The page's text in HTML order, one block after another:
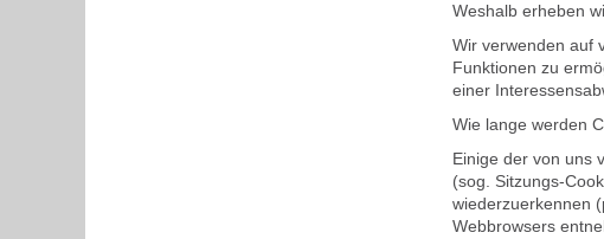
Weshalb erheben
Wir verwenden auf
Funktionen zu
einer
Wie lange werden
Einige der von uns
(sog. Sitzungs-
wiederzuerkennen
Webbrowsers